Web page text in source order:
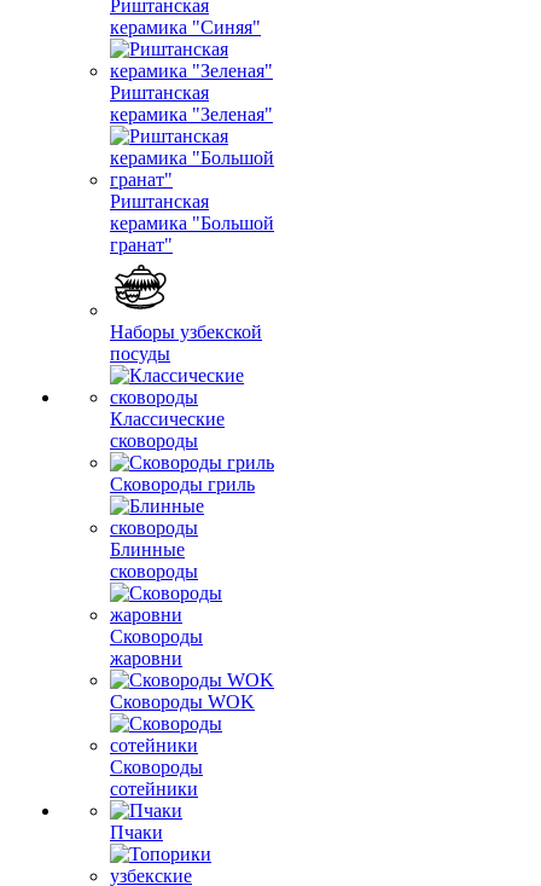
Риштанская
керамика "Синяя"
Риштанская
керамика "Зеленая"
Риштанская
керамика "Большой
гранат"
Наборы узбекской
посуды
Классические
сковороды
Сковороды гриль
Блинные
сковороды
Сковороды
жаровни
Сковороды WOK
Сковороды
сотейники
Пчаки